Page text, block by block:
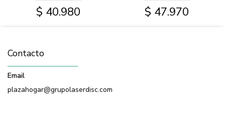
$ 40.980 $ 47.970
Contacto
Email
plazahogar@grupolaserdisc.com